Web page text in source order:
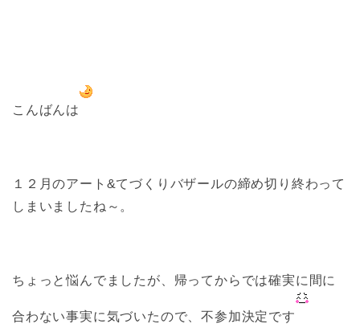
こんばんは
１２月のアート&てづくりバザールの締め切り終わって
しまいましたね～。
ちょっと悩んでましたが、帰ってからでは確実に間に
合わない事実に気づいたので、不参加決定です